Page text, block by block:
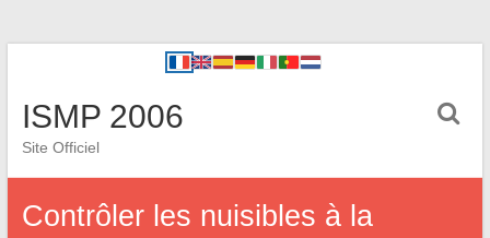
ISMP 2006
Site Officiel
Contrôler les nuisibles à la